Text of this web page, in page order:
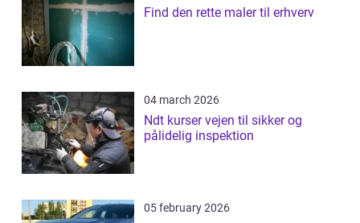
Find den rette maler til erhverv
04 march 2026
Ndt kurser vejen til sikker og
pålidelig inspektion
05 february 2026